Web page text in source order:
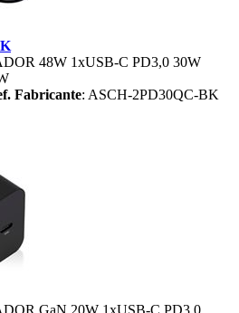
48W 1xUSB-C PD3,0 30W
Fabricante: ASCH-2PD30QC-BK
GaN 20W 1xUSB-C PD3,0